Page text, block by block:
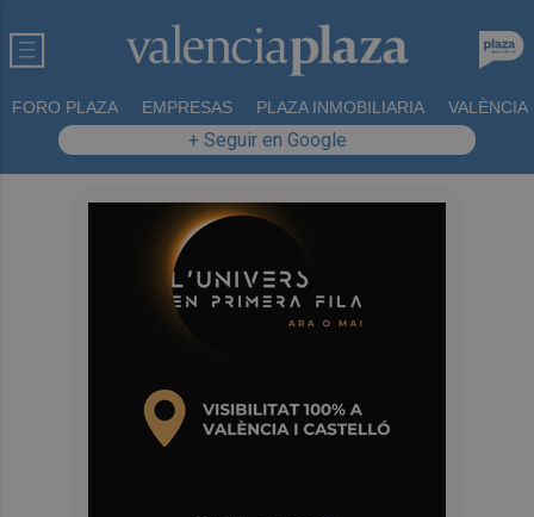
FORO PLAZA EMPRESAS PLAZA INMOBILIARIA VALÈNCIA
+ Seguir en Google